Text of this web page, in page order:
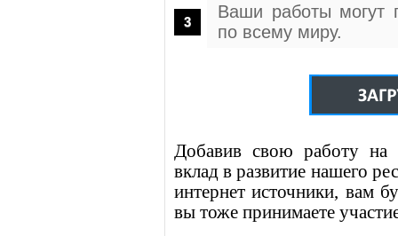
Ваши работы могут
по всему миру.
Добавив свою работу на
вклад в развитие нашего
интернет источники, вам
вы тоже принимаете